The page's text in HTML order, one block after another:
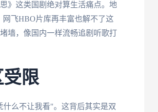
》这类国剧绝对算生活痛点。地
飞HBO片库再丰富也解不了这
墙，像国内一样流畅追剧听歌打
受限
么不让我看"。这背后其实是双